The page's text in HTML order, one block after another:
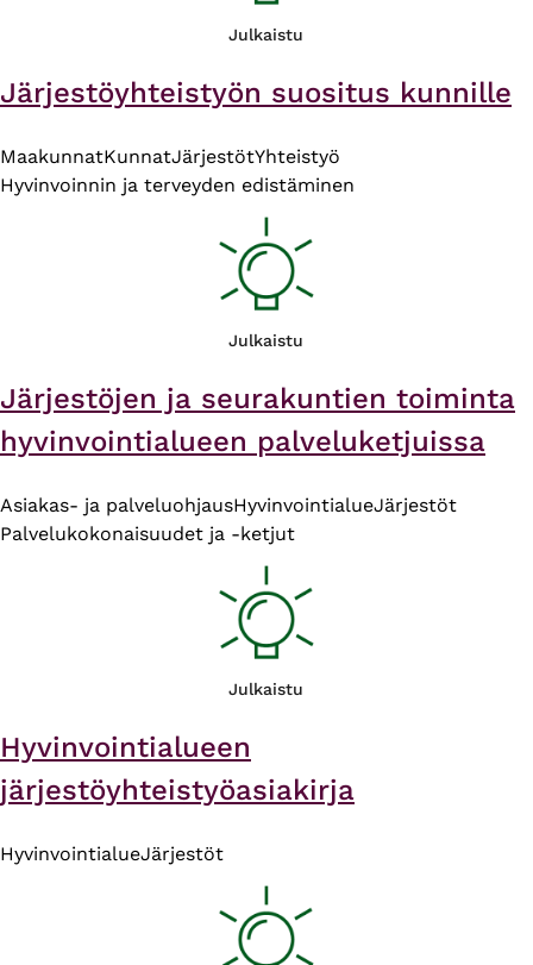
Julkaistu
Järjestöyhteistyön suositus kunnille
MaakunnatKunnatJärjestötYhteistyö
Hyvinvoinnin ja terveyden edistäminen
Julkaistu
Järjestöjen ja seurakuntien toiminta
hyvinvointialueen palveluketjuissa
Asiakas- ja palveluohjausHyvinvointialueJärjestöt
Palvelukokonaisuudet ja -ketjut
Julkaistu
Hyvinvointialueen
järjestöyhteistyöasiakirja
HyvinvointialueJärjestöt